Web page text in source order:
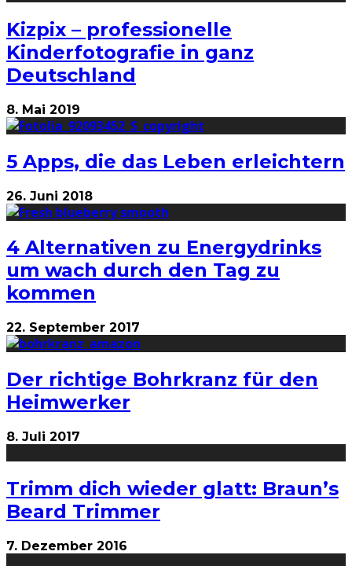
Kizpix – professionelle
Kinderfotografie in ganz
Deutschland
8. Mai 2019
5 Apps, die das Leben erleichtern
26. Juni 2018
4 Alternativen zu Energydrinks
um wach durch den Tag zu
kommen
22. September 2017
Der richtige Bohrkranz für den
Heimwerker
8. Juli 2017
Trimm dich wieder glatt: Braun’s
Beard Trimmer
7. Dezember 2016